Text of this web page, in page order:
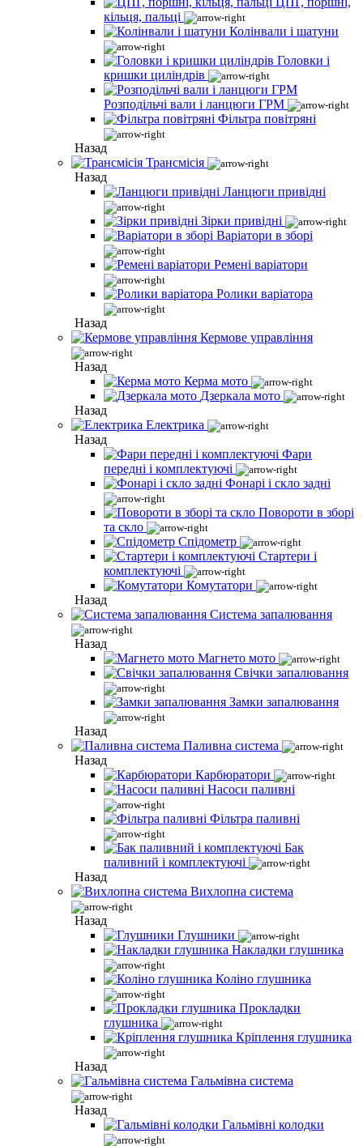
кільця, пальці
Колінвали і шатуни
Головки і
кришки циліндрів
Розподільчі вали і ланцюги ГРМ
Фільтра повітряні
Назад
Трансмісія
Назад
Ланцюги привідні
Зірки привідні
Варіатори в зборі
Ремені варіатори
Ролики варіатора
Назад
Кермове управління
Назад
Керма мото
Дзеркала мото
Назад
Електрика
Назад
Фари
передні і комплектуючі
Фонарі і скло задні
Повороти в зборі
та скло
Спідометр
Стартери і
комплектуючі
Комутатори
Назад
Система запалювання
Назад
Магнето мото
Свічки запалювання
Замки запалювання
Назад
Паливна система
Назад
Карбюратори
Насоси паливні
Фільтра паливні
Бак
паливний і комплектуючі
Назад
Вихлопна система
Назад
Глушники
Накладки глушника
Коліно глушника
Прокладки
глушника
Кріплення глушника
Назад
Гальмівна система
Назад
Гальмівні колодки